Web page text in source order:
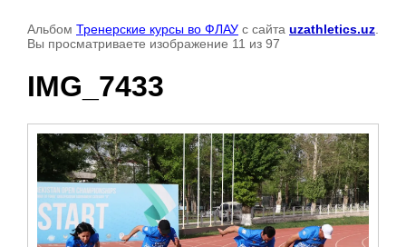
Альбом Тренерские курсы во ФЛАУ с сайта uzathletics.uz
Вы просматриваете изображение 11 из 97
IMG_7433